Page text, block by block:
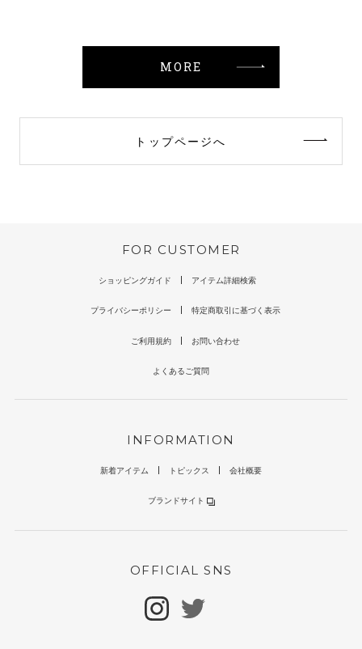
MORE
トップページへ
FOR CUSTOMER
ショッピングガイド アイテム詳細検索
プライバシーポリシー 特定商取引に基づく表示
ご利用規約 お問い合わせ
よくあるご質問
INFORMATION
新着アイテム トピックス 会社概要
ブランドサイト
OFFICIAL SNS